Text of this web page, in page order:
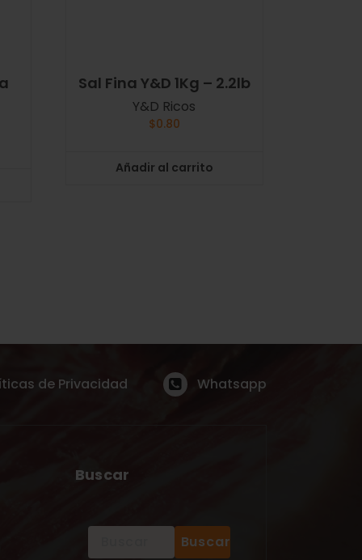
Sal Fina Y&D 1Kg – 2.2lb
Y&D Ricos
$0.80
Añadir al carrito
de Privacidad Whatsapp
Buscar